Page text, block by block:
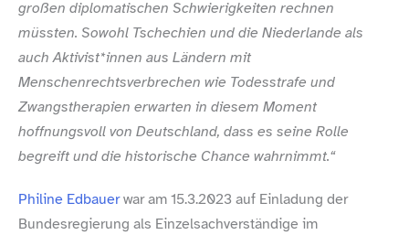
großen diplomatischen Schwierigkeiten rechnen
müssten. Sowohl Tschechien und die Niederlande als
auch Aktivist*innen aus Ländern mit
Menschenrechtsverbrechen wie Todesstrafe und
Zwangstherapien erwarten in diesem Moment
hoffnungsvoll von Deutschland, dass es seine Rolle
begreift und die historische Chance wahrnimmt.“
Philine Edbauerwar am 15.3.2023 auf Einladung der
Bundesregierung als Einzelsachverständige im